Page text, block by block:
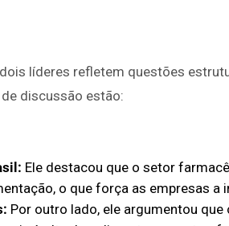
líderes refletem questões
discussão estão:
Ele destacou que o setor
o que força as empresas a
Por outro lado, ele argumentou